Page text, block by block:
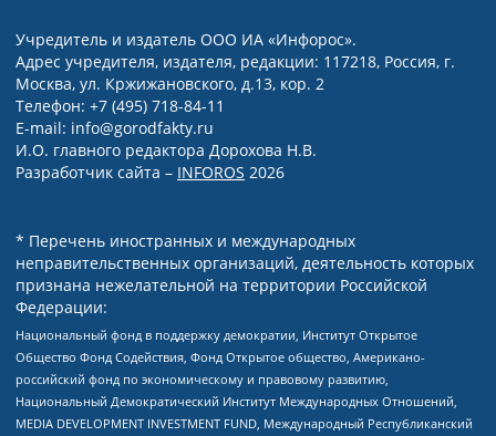
Учредитель и издатель ООО ИА «Инфорос».
Адрес учредителя, издателя, редакции: 117218, Россия, г.
Москва, ул. Кржижановского, д.13, кор. 2
Телефон: +7 (495) 718-84-11
E-mail: info@gorodfakty.ru
И.О. главного редактора Дорохова Н.В.
Разработчик сайта – INFOROS 2026
* Перечень иностранных и международных
неправительственных организаций, деятельность которых
признана нежелательной на территории Российской
Федерации:
Национальный фонд в поддержку демократии, Институт Открытое
Общество Фонд Содействия, Фонд Открытое общество, Американо-
российский фонд по экономическому и правовому развитию,
Национальный Демократический Институт Международных Отношений,
MEDIA DEVELOPMENT INVESTMENT FUND, Международный Республиканский